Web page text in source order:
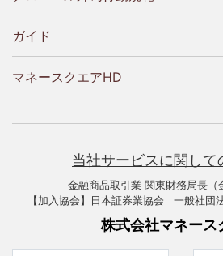
ガイド
マネースクエアHD
当社サービスに関して
金融商品取引業 関東財務局長（
【加入協会】日本証券業協会 一般社団
株式会社マネース